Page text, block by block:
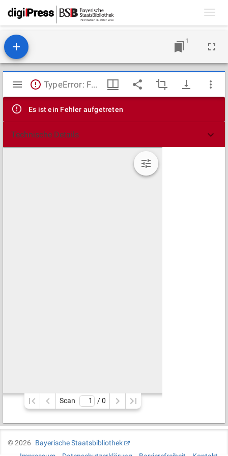
1
Mirador
Viewer
TypeError: Failed to fetch
Es ist ein Fehler aufgetreten
Technische Details
Scan / 0
©2026
Bayerische Staatsbibliothek